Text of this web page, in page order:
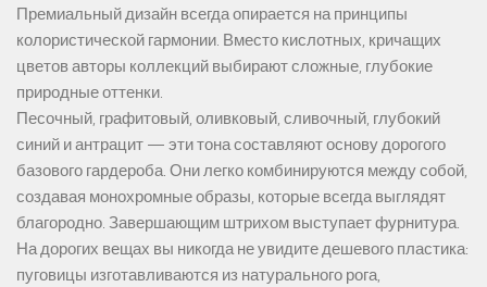
Премиальный дизайн всегда опирается на принципы
колористической гармонии. Вместо кислотных, кричащих
цветов авторы коллекций выбирают сложные, глубокие
природные оттенки.
Песочный, графитовый, оливковый, сливочный, глубокий
синий и антрацит — эти тона составляют основу дорогого
базового гардероба. Они легко комбинируются между собой,
создавая монохромные образы, которые всегда выглядят
благородно. Завершающим штрихом выступает фурнитура.
На дорогих вещах вы никогда не увидите дешевого пластика:
пуговицы изготавливаются из натурального рога,